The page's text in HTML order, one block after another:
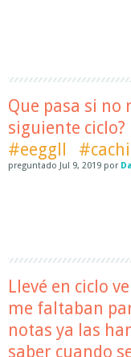
Que pasa si no
siguiente
#eeggll
preguntado Jul 9, 2019 por
Llevé en ciclo
me faltaban
notas ya las
saber cuando